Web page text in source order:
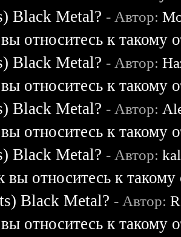
Black Metal? - Автор:
относитесь к такому
Black Metal? - Автор:
относитесь к такому
Black Metal? - Автор:
относитесь к такому
Black Metal? - Автор:
вы относитесь к
Black Metal? - Автор:
относитесь к такому